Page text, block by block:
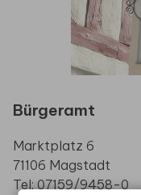
Bürgeramt
Marktplatz 6
71106 Magstadt
Tel: 07159/9458-0